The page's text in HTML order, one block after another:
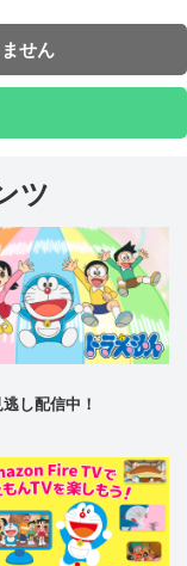
期預金（よきん）な
ったけのおこづかいを
せん
ツ
し配信中！